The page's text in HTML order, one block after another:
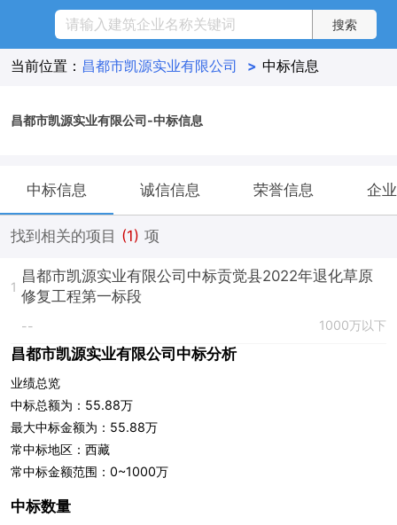
当前位置： 昌都市凯源实业有限公司 > 中标信息
昌都市凯源实业有限公司-中标信息
中标信息 诚信信息 荣誉信息 企
找到相关的项目 (1) 项
1
昌都市凯源实业有限公司中标贡觉县2022年退化草原
修复工程第一标段
-- 1000万以下
昌都市凯源实业有限公司中标分析
业绩总览
中标总额为：55.88万
最大中标金额为：55.88万
常中标地区：西藏
常中标金额范围：0~1000万
中标数量